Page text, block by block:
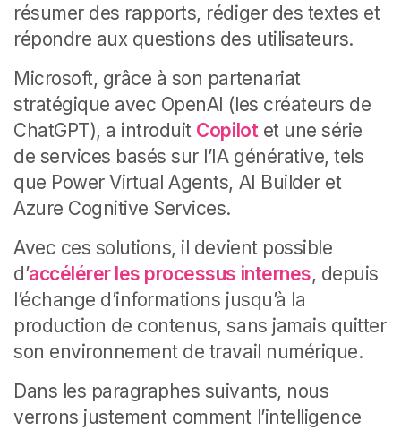
résumer des rapports, rédiger des textes et
répondre aux questions des utilisateurs.
Microsoft, grâce à son partenariat
stratégique avec OpenAI (les créateurs de
ChatGPT), a introduit Copilot et une série
de services basés sur l’IA générative, tels
que Power Virtual Agents, AI Builder et
Azure Cognitive Services.
Avec ces solutions, il devient possible
d’accélérer les processus internes, depuis
l’échange d’informations jusqu’à la
production de contenus, sans jamais quitter
son environnement de travail numérique.
Dans les paragraphes suivants, nous
verrons justement comment l’intelligence